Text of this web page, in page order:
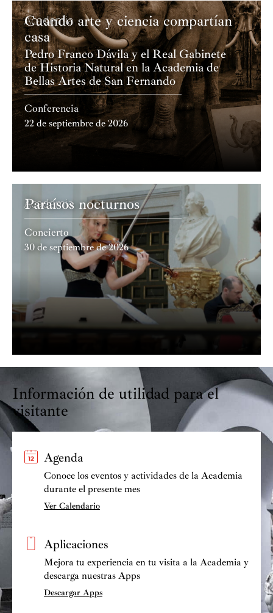
Academia
Cuando arte y ciencia compartían
casa
Pedro Franco Dávila y el Real Gabinete
de Historia Natural en la Academia de
Bellas Artes de San Fernando
Conferencia
22 de septiembre de 2026
Academia
Paraísos nocturnos
Concierto
30 de septiembre de 2026
Información de utilidad para el
visitante
Agenda
Conoce los eventos y actividades de la Academia
durante el presente mes
Ver Calendario
Aplicaciones
Mejora tu experiencia en tu visita a la Academia y
descarga nuestras Apps
Descargar Apps